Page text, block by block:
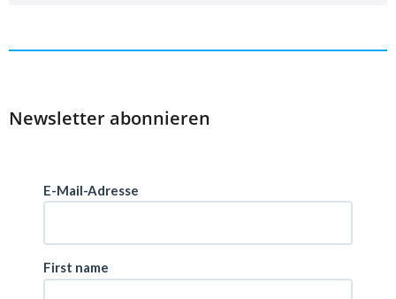
Newsletter abonnieren